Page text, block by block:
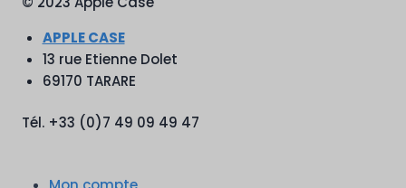
APPLE CASE
13 rue Etienne Dolet
69170 TARARE
Tél. +33 (0)7 49 09 49 47